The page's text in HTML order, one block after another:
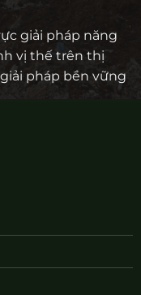
giải pháp năng
vị thế trên thị
pháp bền vững